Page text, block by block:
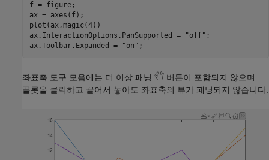
f = figure;
ax = axes(f);
plot(ax,magic(4))
ax.InteractionOptions.PanSupported =
"off" ;
ax.Toolbar.Expanded =
"on"
좌표축 도구 모음에는 더 이상 패닝
버튼이 포함되지 않으며
플롯을 클릭하고 끌어서 놓아도 좌표축의 뷰가 패닝되지 않습니다.